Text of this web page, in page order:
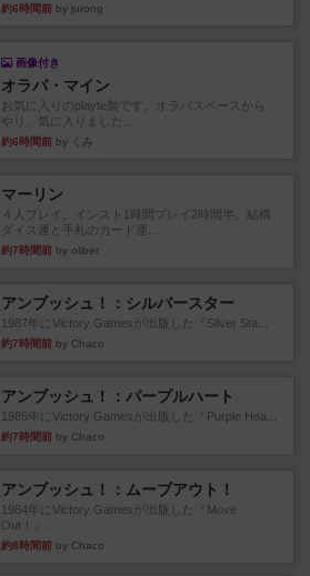
約6時間前 by jurong
画像付き
オラパ・マイン
お気に入りのplayte製です。オラパスペースから
やり、気に入りました...
約6時間前 by くみ
マーリン
４人プレイ。インスト1時間プレイ2時間半。結構
ダイス運と手札のカード運...
約7時間前 by oliber
アンブッシュ！：シルバースター
1987年にVictory Gamesが出版した『Silver Sta...
約7時間前 by Chaco
アンブッシュ！：パープルハート
1985年にVictory Gamesが出版した『Purple Hea...
約7時間前 by Chaco
アンブッシュ！：ムーブアウト！
1984年にVictory Gamesが出版した『Move
Out！』...
約8時間前 by Chaco